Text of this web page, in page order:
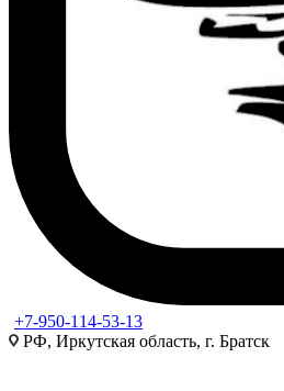
+7-950-114-53-13
РФ, Иркутская область, г. Братск